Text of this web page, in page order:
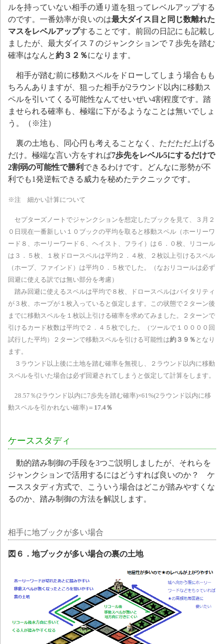
ルを持っていない相手の通り道を狙ってレベルアップする
のです。一番効率が良いのは最大ダイス目と同じ数離れた
マスをレベルアップすることです。前回の日記にも記載し
ましたが、最大ダイス７のジャンクションで７歩先を踏む
確率はなんと約３２％になります。
相手が踏む前に移動スペルをドローしてしまう場合もも
ちろんありますが、狙った相手が2ラウンド以内に移動ス
ペルを引いてくる可能性なんてせいぜい4割程度です。踏
ませられる確率も、極端に下がるようなことは無いでしょ
う。（※注）
裏の土地も、同心円も考えることなく、ただただ上げる
だけ。極端な言い方をすれば7歩先をレベル5にするだけで
2割弱の可能性で勝利 できるわけです。どんなに形勢が不
利でも1発逆転できる威力を秘めたテクニックです。
※注 細かい計算について
セプターズノートでジャンクションを想定したブックを見て、３月２
０日現在一番新しい１０ブックの平均を取ると移動スペル（ホーリーワ
ード８、ホーリーワード６、ヘイスト、フライ）は６．０枚、リコール
は３．５枚、１枚ドロースペルは平均２．４枚、２枚以上引けるスペル
（ホープ、ファインド）は平均０．５枚でした。（なおリコールは必ず
回避に使える訳では無い部分を考慮）
踏み回避に使えるスペルは平均で８枚、ドロースペルはバイタリティ
が３枚、ホープが１枚入っていると仮定します。この状態で２ターン後
までに移動スペルを１枚以上引ける確率を求めてみました。２ターンで
引けるカード枚数は平均で２．４５枚でした。（ツールで１００００回
試行した平均）２ターンで移動スペルを引ける可能性は約３９％ となり
ます。
３ラウンド以上後に土地を踏む確率を無視し、２ラウンド以内に移動
スペルを引いた場合は必ず回避されてしまうと仮定して計算をします。
28.57％(2ラウンド以内に7歩先を踏む確率)×61%(2ラウンド以内に移
動スペルを引かれない確率)＝ 17.4％
ケーススタディ
動的踏み制御の手段を3つご説明しましたが、それらを
ジャンクションで活用するにはどうすれば良いのか？ ケ
ーススタディ方式で、こういう場合はどこが踏みやすくな
るのか、踏み制御の方法を解説します。
相手に地ブックが多い場合
図６．地ブックが多い場合の裏の土地